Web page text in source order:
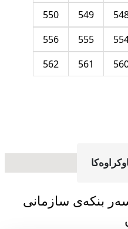
549
550
555
556
561
562
بنکەی سازمانی